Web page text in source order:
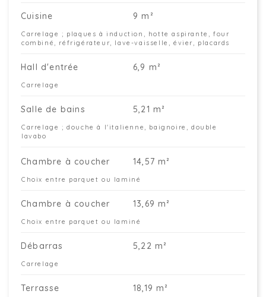
Cuisine 9 m²
Carrelage ; plaques à induction, hotte aspirante, four
combiné, réfrigérateur, lave-vaisselle, évier, placards
Hall d'entrée 6,9 m²
Carrelage
Salle de bains 5,21 m²
Carrelage ; douche à l'italienne, baignoire, double
lavabo
Chambre à coucher 14,57 m²
Choix entre parquet ou laminé
Chambre à coucher 13,69 m²
Choix entre parquet ou laminé
Débarras 5,22 m²
Carrelage
Terrasse 18,19 m²